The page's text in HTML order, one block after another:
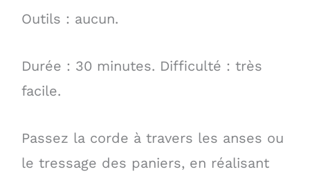
Outils : aucun.
Durée : 30 minutes. Difficulté : très
facile.
Passez la corde à travers les anses ou
le tressage des paniers, en réalisant